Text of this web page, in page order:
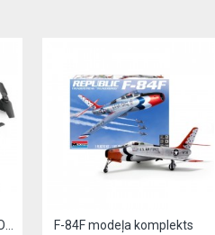
F-84F modeļa komplekts